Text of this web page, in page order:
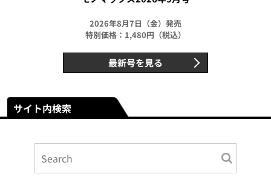
2026年8月7日（金）発売
特別価格：1,480円（税込）
最新号を見る
サイト内検索